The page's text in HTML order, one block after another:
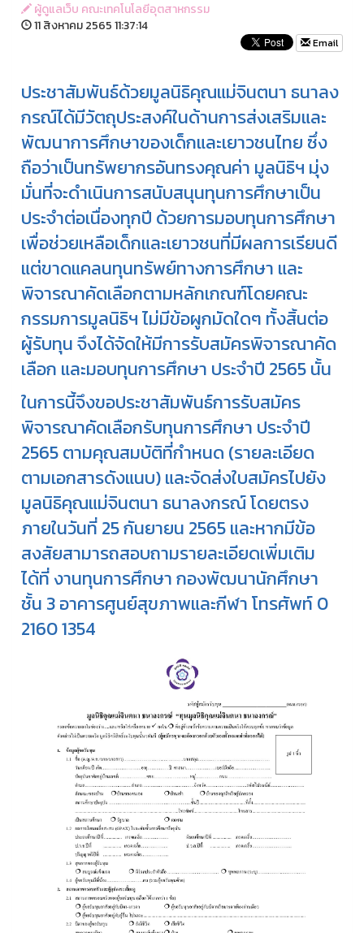
ผู้ดูแลเว็บ คณะเทคโนโลยีอุตสาหกรรม
11 สิงหาคม 2565 11:37:14
Email
ประชาสัมพันธ์ด้วยมูลนิธิคุณแม่จินตนา ธนาลง
กรณ์ได้มีวัตถุประสงค์ในด้านการส่งเสริมและ
พัฒนาการศึกษาของเด็กและเยาวชนไทย ซึ่ง
ถือว่าเป็นทรัพยากรอันทรงคุณค่า มูลนิธิฯ มุ่ง
มั่นที่จะดำเนินการสนับสนุนทุนการศึกษาเป็น
ประจำต่อเนื่องทุกปี ด้วยการมอบทุนการศึกษา
เพื่อช่วยเหลือเด็กและเยาวชนที่มีผลการเรียนดี
แต่ขาดแคลนทุนทรัพย์ทางการศึกษา และ
พิจารณาคัดเลือกตามหลักเกณฑ์โดยคณะ
กรรมการมูลนิธิฯ ไม่มีข้อผูกมัดใดๆ ทั้งสิ้นต่อ
ผู้รับทุน จึงได้จัดให้มีการรับสมัครพิจารณาคัด
เลือก และมอบทุนการศึกษา ประจำปี 2565 นั้น
ในการนี้จึงขอประชาสัมพันธ์การรับสมัคร
พิจารณาคัดเลือกรับทุนการศึกษา ประจำปี
2565 ตามคุณสมบัติที่กำหนด (รายละเอียด
ตามเอกสารดังแนบ) และจัดส่งใบสมัครไปยัง
มูลนิธิคุณแม่จินตนา ธนาลงกรณ์ โดยตรง
ภายในวันที่ 25 กันยายน 2565 และหากมีข้อ
สงสัยสามารถสอบถามรายละเอียดเพิ่มเติม
ได้ที่ งานทุนการศึกษา กองพัฒนานักศึกษา
ชั้น 3 อาคารศูนย์สุขภาพและกีฬา โทรศัพท์ 0
2160 1354